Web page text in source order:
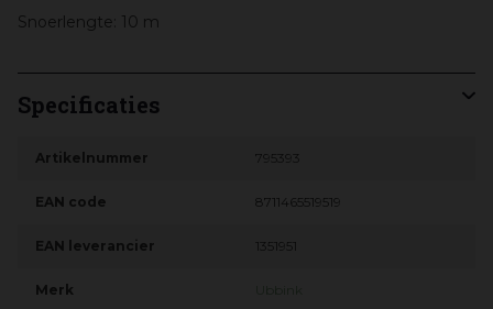
Snoerlengte: 10 m
Specificaties
Artikelnummer 795393
EAN code 8711465519519
EAN leverancier 1351951
Merk